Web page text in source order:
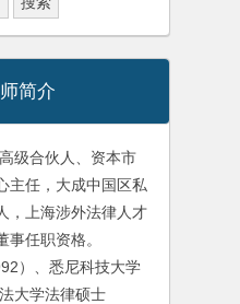
简介
级合伙人、资本市
主任，大成中国区私
，上海涉外法律人才
事任职资格。
）、悉尼科技大学
大学法律硕士